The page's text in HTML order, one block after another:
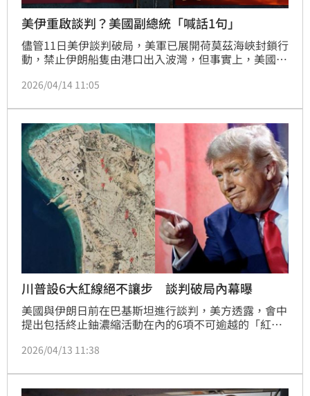
美伊重啟談判？美國副總統「喊話1句」
儘管11日美伊談判破局，美軍已展開荷莫茲海峽封鎖行
動，禁止伊朗船隻由港口出入波灣，但事實上，美國副
表示「球在伊朗手上」。而據外媒《NBC News》報
輪會談。
2026/04/14 11:05
川普設6大紅線絕不讓步 談判破局內幕曝
美國與伊朗日前在巴基斯坦進行談判，美方透露，會中
提出包括終止鈾濃縮活動在內的6項不可逾越的「紅
令對荷莫茲海峽採取封鎖行動。伊朗則反指，談判破裂
2026/04/13 11:38